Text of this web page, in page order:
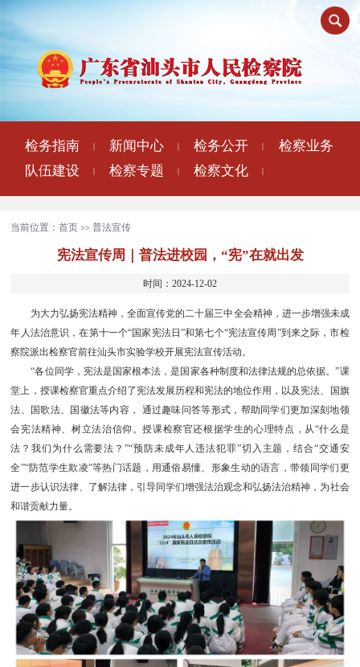
检务指南 新闻中心 检务公开
检察业务
队伍建设
检察专题 检察文化
当前位置：首页 >>普法宣传
宪法宣传周｜普法进校园，“宪”在就出发
时间：2024-12-02
为大力弘扬宪法精神，全面宣传党的二十届三中全会精神，进一步增强未成
年人法治意识，在第十一个“国家宪法日”和第七个“宪法宣传周”到来之际，市检
察院派出检察官前往汕头市实验学校开展宪法宣传活动。
“各位同学，宪法是国家根本法，是国家各种制度和法律法规的总依据。”课
堂上，授课检察官重点介绍了宪法发展历程和宪法的地位作用，以及宪法、国旗
法、国歌法、国徽法等内容， 通过趣味问答等形式，帮助同学们更加深刻地领
会宪法精神、树立法治信仰。授课检察官还根据学生的心理特点，从“什么是
法？我们为什么需要法？”“预防未成年人违法犯罪”切入主题，结合“交通安
全”“防范学生欺凌”等热门话题，用通俗易懂、形象生动的语言，带领同学们更
进一步认识法律、了解法律，引导同学们增强法治观念和弘扬法治精神，为社会
和谐贡献力量。